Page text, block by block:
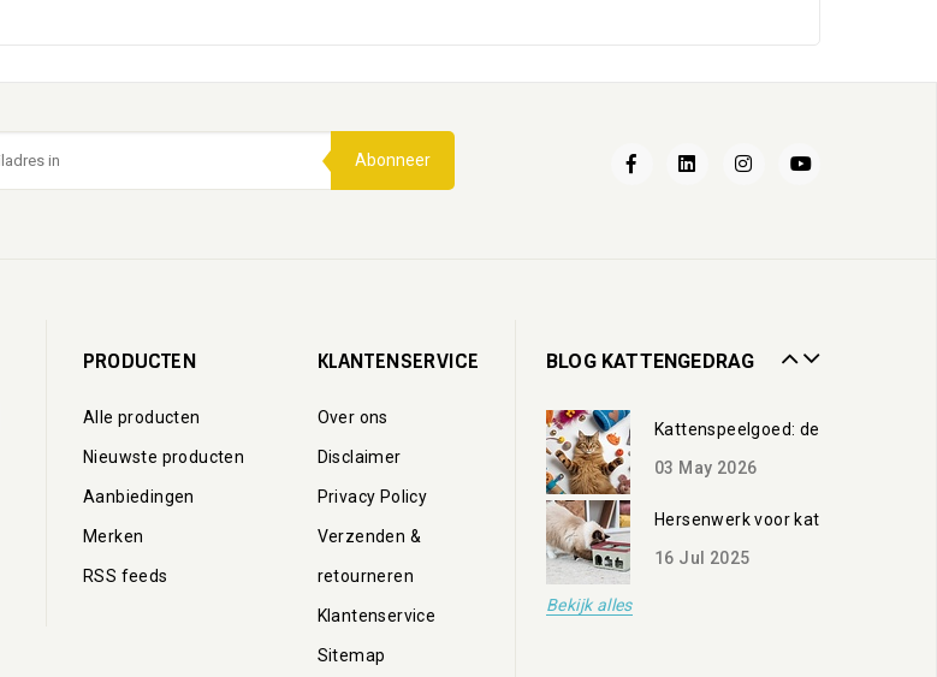
Abonneer
PRODUCTEN
Alle producten
Nieuwste producten
Aanbiedingen
Merken
RSS feeds
KLANTENSERVICE
Over ons
Disclaimer
Privacy Policy
Verzenden &
retourneren
Klantenservice
Sitemap
BLOG KATTENGEDRAG
Katten en water
Kattenspeelgoed: de beste
03 May 2026
Hersenwerk voor katten: zo
16 Jul 2025
Bekijk alles